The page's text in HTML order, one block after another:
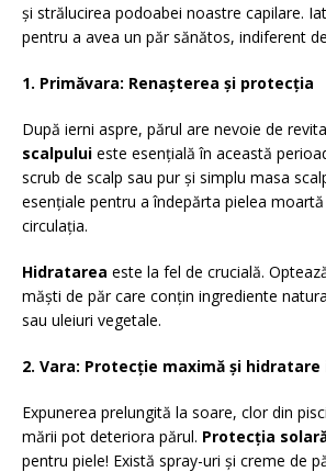
și strălucirea podoabei noastre capilare.
pentru a avea un păr sănătos, indiferent
1. Primăvara: Renașterea și protecția
După ierni aspre, părul are nevoie de
scalpului este esențială în această
scrub de scalp sau pur și simplu masa
esențiale pentru a îndepărta pielea
circulația.
Hidratarea este la fel de crucială.
măști de păr care conțin ingrediente
sau uleiuri vegetale.
2. Vara: Protecție maximă și
Expunerea prelungită la soare, clor din
mării pot deteriora părul. Protecția
pentru piele! Există spray-uri și creme de